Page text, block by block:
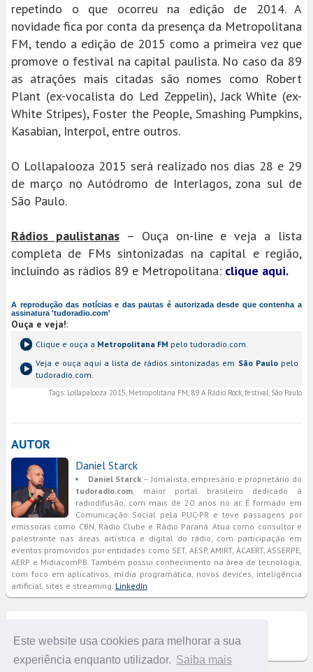
Este website usa cookies para melhorar a sua
experiência enquanto utilizador. Saiba mais
repetindo o que ocorreu na edição de 2014. A
novidade fica por conta da presença da Metropolitana
FM, tendo a edição de 2015 como a primeira vez que
promove o festival na capital paulista. No caso da 89
as atrações mais citadas são nomes como Robert
Plant (ex-vocalista do Led Zeppelin), Jack White (ex-
White Stripes), Foster the People, Smashing Pumpkins,
Kasabian, Interpol, entre outros.
O Lollapalooza 2015 será realizado nos dias 28 e 29
de março no Autódromo de Interlagos, zona sul de
São Paulo.
Rádios paulistanas– Ouça on-line e veja a lista
completa de FMs sintonizadas na capital e região,
incluindo as rádios 89 e Metropolitana: clique aqui.
A reprodução das notícias e das pautas é autorizada desde que contenha a
assinatura 'tudoradio.com'
Ouça e veja!:
Clique e ouça a Metropolitana FM pelo tudoradio.com.
Veja e ouça aqui a lista de rádios sintonizadas em São Paulopelo
tudoradio.com.
Tags: Lollapalooza 2015, Metropolitana FM, 89 A Rádio Rock, festival, São Paulo
AUTOR
Daniel Starck
Daniel Starck – Jornalista, empresário e proprietário do
tudoradio.com, maior portal brasileiro dedicado à
radiodifusão, com mais de 20 anos no ar. É formado em
Comunicação Social pela PUC-PR e teve passagens por
emissoras como CBN, Rádio Clube e Rádio Paraná. Atua como consultor e
palestrante nas áreas artística e digital do rádio, com participação em
eventos promovidos por entidades como SET, AESP, AMIRT, ACAERT, ASSERPE,
AERP e MidiacomPB. Também possui conhecimento na área de tecnologia,
com foco em aplicativos, mídia programática, novos devices, inteligência
artificial, sites e streaming. LinkedIn